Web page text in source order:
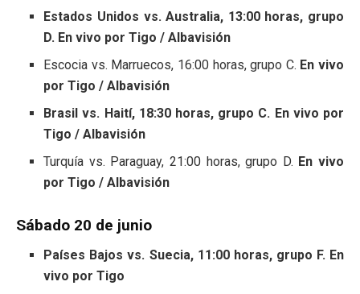
Estados Unidos vs. Australia, 13:00 horas, grupo
D. En vivo por Tigo / Albavisión
Escocia vs. Marruecos, 16:00 horas, grupo C. En vivo
por Tigo / Albavisión
Brasil vs. Haití, 18:30 horas, grupo C. En vivo por
Tigo / Albavisión
Turquía vs. Paraguay, 21:00 horas, grupo D. En vivo
por Tigo / Albavisión
Sábado 20 de junio
Países Bajos vs. Suecia, 11:00 horas, grupo F. En
vivo por Tigo